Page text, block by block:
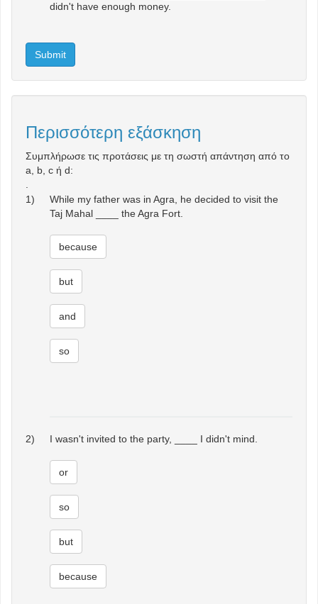
didn't have enough money.
Submit
Περισσότερη εξάσκηση
Συμπλήρωσε τις προτάσεις με τη σωστή απάντηση από το
a, b, c ή d:
1)
While my father was in Agra, he decided to visit the
Taj Mahal ____ the Agra Fort.
because
but
and
so
2) I wasn't invited to the party, ____ I didn't mind.
or
so
but
because